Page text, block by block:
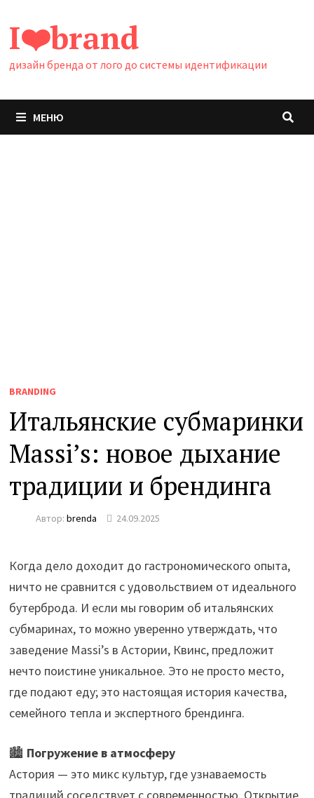
содержимому
I❤️brand
дизайн бренда от лого до системы идентификации
МЕНЮ
BRANDING
Итальянские субмаринки
Massi’s: новое дыхание
традиции и брендинга
Автор:brenda 24.09.2025
Когда дело доходит до гастрономического опыта,
ничто не сравнится с удовольствием от идеального
бутерброда. И если мы говорим об итальянских
субмаринах, то можно уверенно утверждать, что
заведение Massi’s в Астории, Квинс, предложит
нечто поистине уникальное. Это не просто место,
где подают еду; это настоящая история качества,
семейного тепла и экспертного брендинга.
🏙️ Погружение в атмосферу
Астория — это микс культур, где узнаваемость
традиций соседствует с современностью. Открытие